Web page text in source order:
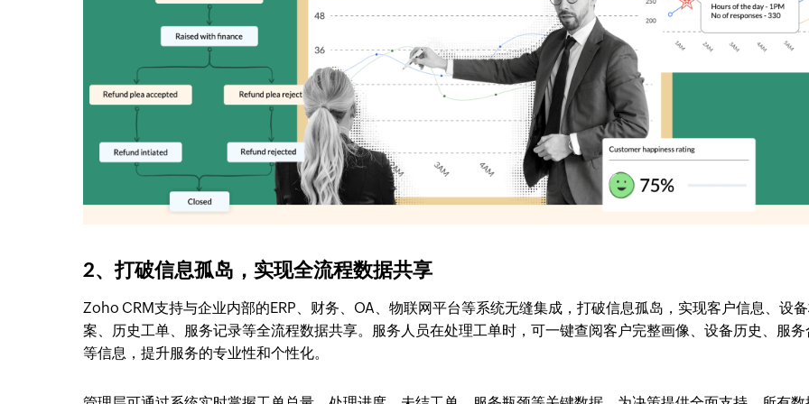
2、打破信息孤岛，实现全流程数据共享
Zoho CRM支持与企业内部的ERP、财务、OA、物联网平台等系统无缝集成，打破信息孤岛，实现客户信息、设
案、历史工单、服务记录等全流程数据共享。服务人员在处理工单时，可一键查阅客户完整画像、设备历史、服务
等信息，提升服务的专业性和个性化。